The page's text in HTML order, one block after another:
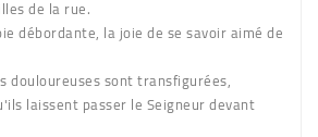
de la rue.
débordante, la joie de se savoir aimé de
douloureuses sont transfigurées,
laissent passer le Seigneur devant